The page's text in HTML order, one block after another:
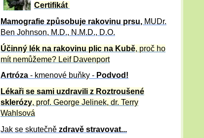
Certifikát
Mamografie způsobuje rakovinu prsu, MUDr.
Ben Johnson, M.D., N.M.D., D.O.
Účinný lék na rakovinu plic na Kubě, proč ho
mít nemůžeme? Leif Davenport
Artróza - kmenové buňky - Podvod!
Lékaři se sami uzdravili z Roztroušené
sklerózy, prof. George Jelinek, dr. Terry
Wahlsová
Jak se skutečně zdravě stravovat...